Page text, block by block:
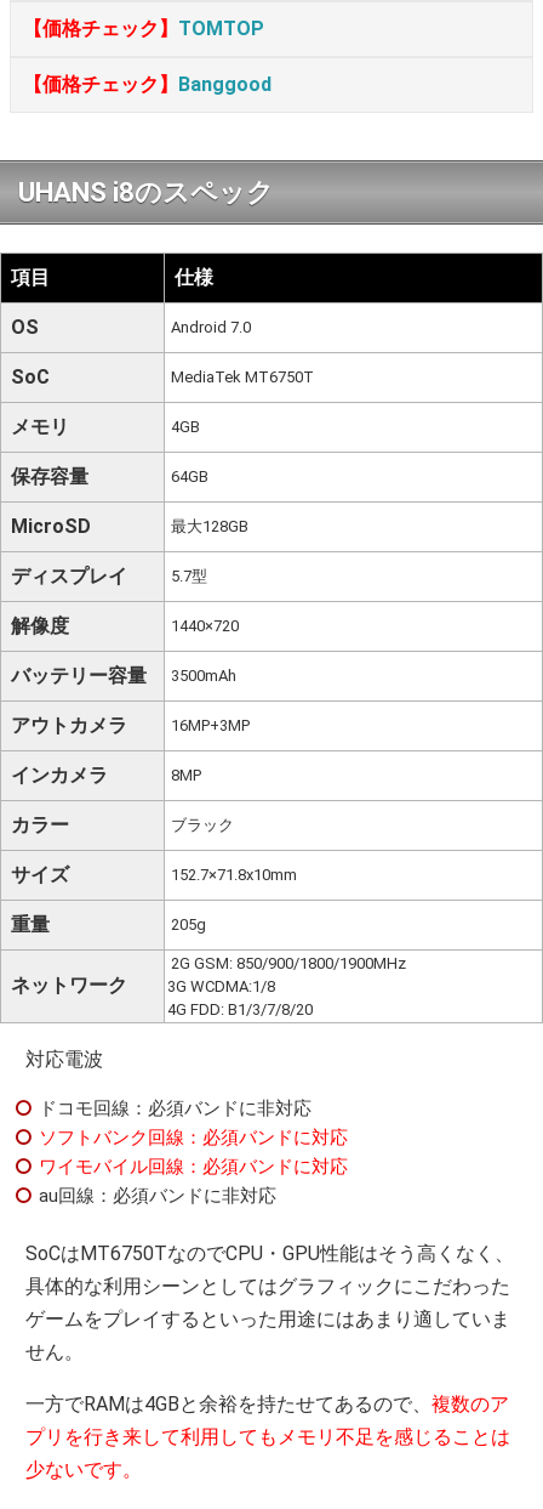
【価格チェック】 TOMTOP
【価格チェック】 Banggood
UHANS i8のスペック
項目 仕様
OS Android 7.0
SoC MediaTek MT6750T
メモリ 4GB
保存容量 64GB
MicroSD 最大128GB
ディスプレイ 5.7型
解像度 1440×720
バッテリー容量 3500mAh
アウトカメラ 16MP+3MP
インカメラ 8MP
カラー ブラック
サイズ 152.7×71.8x10mm
重量 205g
ネットワーク
2G GSM: 850/900/1800/1900MHz
3G WCDMA:1/8
4G FDD: B1/3/7/8/20
対応電波
ドコモ回線：必須バンドに非対応
ソフトバンク回線：必須バンドに対応
ワイモバイル回線：必須バンドに対応
au回線：必須バンドに非対応
SoCはMT6750TなのでCPU・GPU性能はそう高くなく、
具体的な利用シーンとしてはグラフィックにこだわった
ゲームをプレイするといった用途にはあまり適していま
せん。
一方でRAMは4GBと余裕を持たせてあるので、複数のア
プリを行き来して利用してもメモリ不足を感じることは
少ないです。